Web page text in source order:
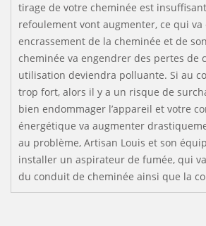
tirage de votre cheminée est
refoulement vont augmenter, ce qui
encrassement de la cheminée et de
cheminée va engendrer des pertes de
utilisation deviendra polluante. Si au
trop fort, alors il y a un risque de
bien endommager l’appareil et votre
énergétique va augmenter
au problème, Artisan Louis et son
installer un aspirateur de fumée, qui
du conduit de cheminée ainsi que la